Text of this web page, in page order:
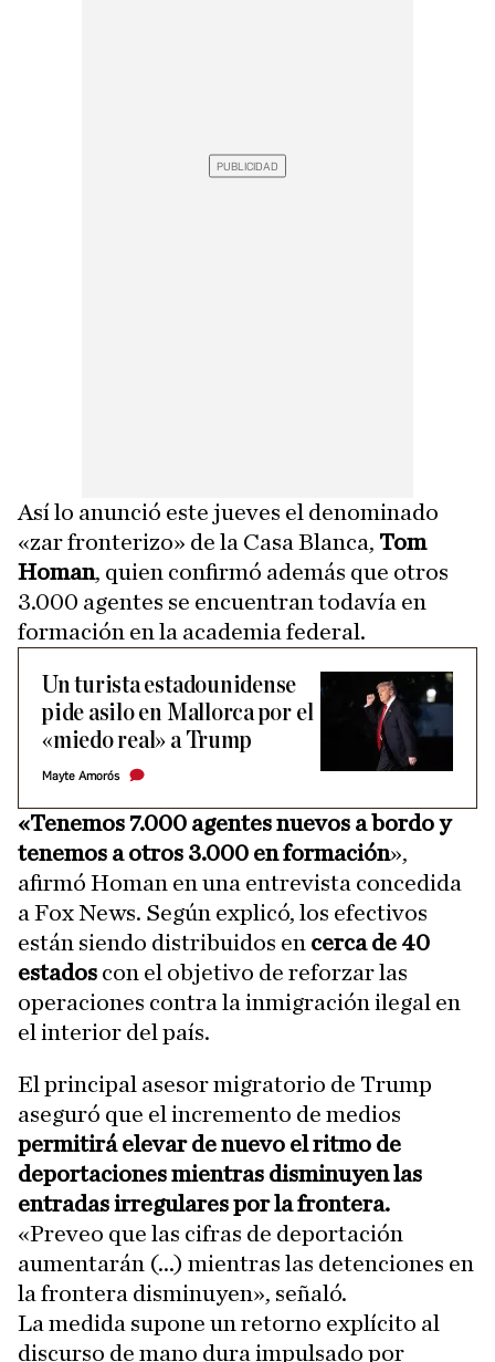
Así lo anunció este jueves el denominado
«zar fronterizo» de la Casa Blanca, Tom
Homan, quien confirmó además que otros
3.000 agentes se encuentran todavía en
formación en la academia federal.
Un turista estadounidense
pide asilo en Mallorca por el
«miedo real» a Trump
Mayte Amorós
«Tenemos 7.000 agentes nuevos a bordo y
tenemos a otros 3.000 en formación»,
afirmó Homan en una entrevista concedida
a Fox News. Según explicó, los efectivos
están siendo distribuidos en cerca de 40
estados con el objetivo de reforzar las
operaciones contra la inmigración ilegal en
el interior del país.
El principal asesor migratorio de Trump
aseguró que el incremento de medios
permitirá elevar de nuevo el ritmo de
deportaciones mientras disminuyen las
entradas irregulares por la frontera.
«Preveo que las cifras de deportación
aumentarán (...) mientras las detenciones en
la frontera disminuyen», señaló.
La medida supone un retorno explícito al
discurso de mano dura impulsado por